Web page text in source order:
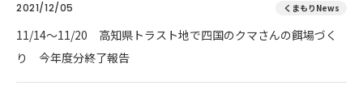
2021/12/05 くまもりNews
11/14～11/20 高知県トラスト地で四国のクマさんの餌場づく
り 今年度分終了報告